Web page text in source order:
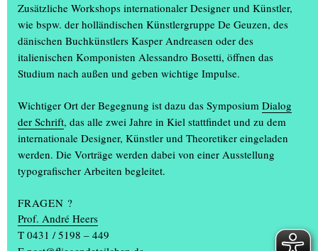
»you and me and a book makes three« der Studierenden des
Fachbereichs Typografie & Buchgestaltung. Eingeladen wird im
spce in der Andreas-Gayk-Straße 7-11 in Kiel. Die Ausstellung ist
bis zum 4. Mai zu sehen: mittwochs bis samstags von 15 bis 18
Uhr. Der Eintritt ist frei.
Die Reihe KUNST HEFTE dokumentiert eine 11-jährige
Zusammenarbeit zwischen dem Lehrgebiet Buchgestaltung und
den verschiedenen Klassen der Freien Kunst an der Muthesius
Zusätzliche Workshops internationaler Designer und Künstler,
wie bspw. der holländischen Künstlergruppe De Geuzen, des
dänischen Buchkünstlers Kasper Andreasen oder des
italienischen Komponisten Alessandro Bosetti, öffnen das
Studium nach außen und geben wichtige Impulse.
Wichtiger Ort der Begegnung ist dazu das Symposium Dialog
der Schrift, das alle zwei Jahre in Kiel stattfindet und zu dem
internationale Designer, Künstler und Theoretiker eingeladen
werden. Die Vorträge werden dabei von einer Ausstellung
typografischer Arbeiten begleitet.
FRAGEN ?
Prof. André Heers
T 0431 / 5198 – 449